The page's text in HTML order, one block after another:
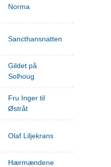
Norma
Sancthansnatten
Gildet på
Solhoug
Fru Inger til
Østråt
Olaf Liljekrans
Hærmændene